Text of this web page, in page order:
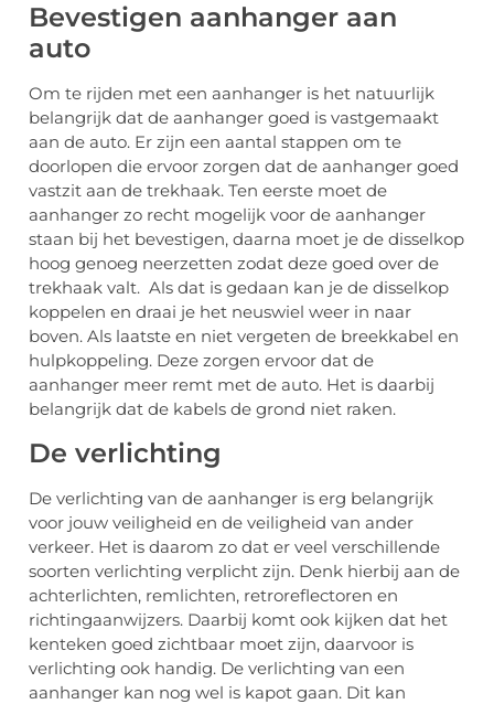
Bevestigen aanhanger aan
auto
Om te rijden met een aanhanger is het natuurlijk
belangrijk dat de aanhanger goed is vastgemaakt
aan de auto. Er zijn een aantal stappen om te
doorlopen die ervoor zorgen dat de aanhanger goed
vastzit aan de trekhaak. Ten eerste moet de
aanhanger zo recht mogelijk voor de aanhanger
staan bij het bevestigen, daarna moet je de disselkop
hoog genoeg neerzetten zodat deze goed over de
trekhaak valt. Als dat is gedaan kan je de disselkop
koppelen en draai je het neuswiel weer in naar
boven. Als laatste en niet vergeten de breekkabel en
hulpkoppeling. Deze zorgen ervoor dat de
aanhanger meer remt met de auto. Het is daarbij
belangrijk dat de kabels de grond niet raken.
De verlichting
De verlichting van de aanhanger is erg belangrijk
voor jouw veiligheid en de veiligheid van ander
verkeer. Het is daarom zo dat er veel verschillende
soorten verlichting verplicht zijn. Denk hierbij aan de
achterlichten, remlichten, retroreflectoren en
richtingaanwijzers. Daarbij komt ook kijken dat het
kenteken goed zichtbaar moet zijn, daarvoor is
verlichting ook handig. De verlichting van een
aanhanger kan nog wel is kapot gaan. Dit kan